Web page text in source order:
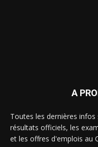
A
Toutes les dernières
résultats officiels, les
et les offres d'emplois au